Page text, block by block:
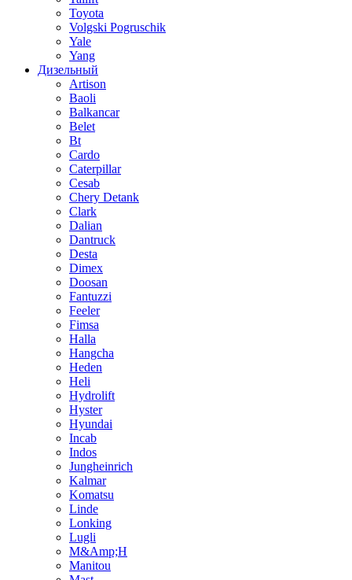
Toyota
Volgski Pogruschik
Yale
Yang
Дизельный
Artison
Baoli
Balkancar
Belet
Bt
Cardo
Caterpillar
Cesab
Chery Detank
Clark
Dalian
Dantruck
Desta
Dimex
Doosan
Fantuzzi
Feeler
Fimsa
Halla
Hangcha
Heden
Heli
Hydrolift
Hyster
Hyundai
Incab
Indos
Jungheinrich
Kalmar
Komatsu
Linde
Lonking
Lugli
M&Amp;H
Manitou